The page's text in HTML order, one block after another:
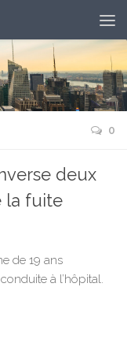
0
deux
la fuite
de 19 ans
à l’hôpital.